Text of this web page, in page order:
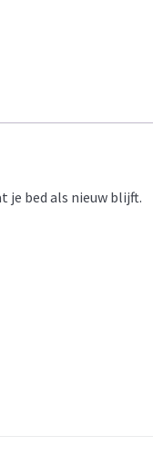
je bed als nieuw blijft.